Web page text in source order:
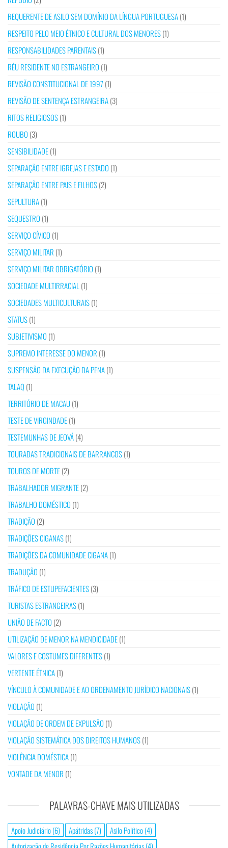
REQUERENTE DE ASILO SEM DOMÍNIO DA LÍNGUA PORTUGUESA(1)
RESPEITO PELO MEIO ÉTNICO E CULTURAL DOS MENORES(1)
RESPONSABILIDADES PARENTAIS(1)
RÉU RESIDENTE NO ESTRANGEIRO (1)
REVISÃO CONSTITUCIONAL DE 1997 (1)
REVISÃO DE SENTENÇA ESTRANGEIRA(3)
RITOS RELIGIOSOS(1)
ROUBO (3)
SENSIBILIDADE(1)
SEPARAÇÃO ENTRE IGREJAS E ESTADO (1)
SEPARAÇÃO ENTRE PAIS E FILHOS(2)
SEPULTURA(1)
SEQUESTRO (1)
SERVIÇO CÍVICO (1)
SERVIÇO MILITAR (1)
SERVIÇO MILITAR OBRIGATÓRIO (1)
SOCIEDADE MULTIRRACIAL (1)
SOCIEDADES MULTICULTURAIS(1)
STATUS(1)
SUBJETIVISMO (1)
SUPREMO INTERESSE DO MENOR (1)
SUSPENSÃO DA EXECUÇÃO DA PENA(1)
TALAQ(1)
TERRITÓRIO DE MACAU(1)
TESTE DE VIRGINDADE(1)
TESTEMUNHAS DE JEOVÁ(4)
TOURADAS TRADICIONAIS DE BARRANCOS(1)
TOUROS DE MORTE(2)
TRABALHADOR MIGRANTE(2)
TRABALHO DOMÉSTICO (1)
TRADIÇÃO (2)
TRADIÇÕES CIGANAS(1)
TRADIÇÕES DA COMUNIDADE CIGANA(1)
TRADUÇÃO (1)
TRÁFICO DE ESTUPEFACIENTES(3)
TURISTAS ESTRANGEIRAS(1)
UNIÃO DE FACTO (2)
UTILIZAÇÃO DE MENOR NA MENDICIDADE(1)
VALORES E COSTUMES DIFERENTES(1)
VERTENTE ÉTNICA(1)
VÍNCULO À COMUNIDADE E AO ORDENAMENTO JURÍDICO NACIONAIS(1)
VIOLAÇÃO (1)
VIOLAÇÃO DE ORDEM DE EXPULSÃO (1)
VIOLAÇÃO SISTEMÁTICA DOS DIREITOS HUMANOS(1)
VIOLÊNCIA DOMÉSTICA(1)
VONTADE DA MENOR (1)
PALAVRAS-CHAVE MAIS UTILIZADAS
Apoio Judiciário(6) Apátridas(7) Asilo Político(4)